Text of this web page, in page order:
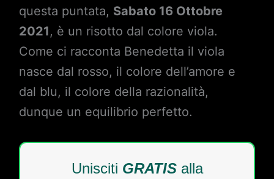
questa puntata, Sabato 16 Ottobre
2021, è un risotto dal colore viola.
Come ci racconta Benedetta il viola
nasce dal rosso, il colore dell’amore e
dal blu, il colore della razionalità,
dunque un equilibrio perfetto.
Unisciti GRATISalla